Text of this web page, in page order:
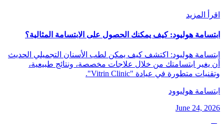
اقرأ المزيد
ابتسامة هوليود: كيف يمكنك الحصول على الابتسامة المثالية؟
ابتسامة هوليود: اكتشف كيف يمكن لطب الأسنان التجميلي الحديث
أن يغير ابتسامتك من خلال علاجات مخصصة، ونتائج طبيعية،
وتقنيات متطورة في عيادة "Vitrin Clinic".
ابتسامة هوليوود
June 24, 2026